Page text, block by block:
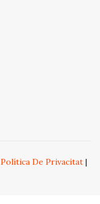
Política De Privacitat |